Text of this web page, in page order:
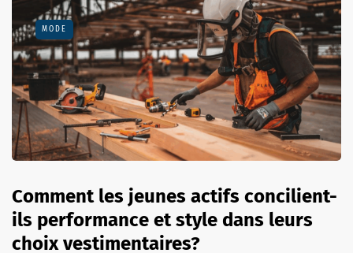
MODE
Comment les jeunes actifs concilient-
ils performance et style dans leurs
choix vestimentaires?